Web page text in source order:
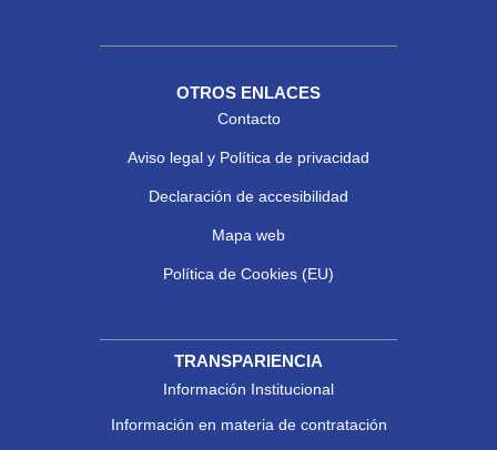
OTROS ENLACES
Contacto
Aviso legal y Política de privacidad
Declaración de accesibilidad
Mapa web
Política de Cookies (EU)
TRANSPARIENCIA
Información Institucional
Información en materia de contratación